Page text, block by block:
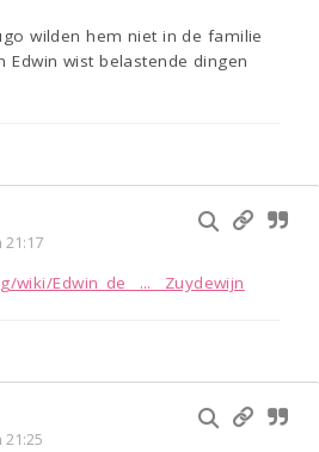
wilden hem niet in de familie
Edwin wist belastende dingen
21:17
wiki/Edwin_de_ ... _Zuydewijn